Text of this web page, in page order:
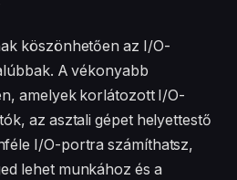
#forever #story #storytime
#lifelessons #lifehackvideo
#meglepetes
#kihívás #challenge
köszönhetően az I/O-
A vékonyabb
amelyek korlátozott I/O-
az asztali gépet helyettestő
I/O-portra számíthatsz,
lehet munkához és a